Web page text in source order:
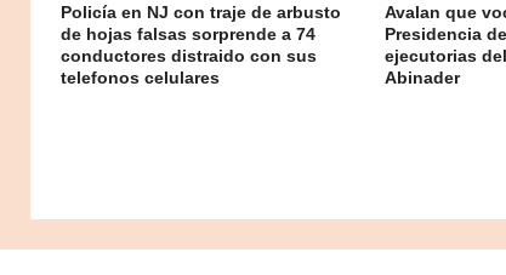
Policía en NJ con traje de arbusto
de hojas falsas sorprende a 74
conductores distraido con sus
telefonos celulares
Avalan que
Presidencia
ejecutorias
Abinader